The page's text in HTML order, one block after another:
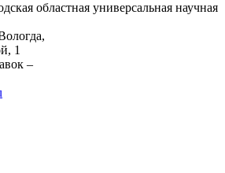
областная универсальная научная
1
–